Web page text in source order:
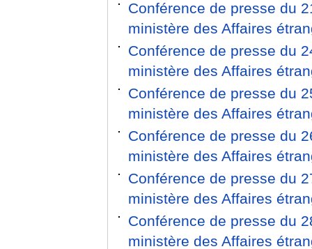
Conférence de presse du
ministère des Affaires
Conférence de presse du
ministère des Affaires
Conférence de presse du
ministère des Affaires
Conférence de presse du
ministère des Affaires
Conférence de presse du
ministère des Affaires
Conférence de presse du
ministère des Affaires